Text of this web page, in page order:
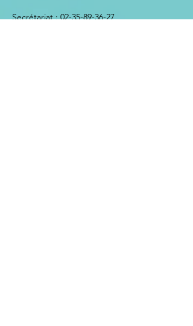
Secrétariat :​02-35-89-36-27